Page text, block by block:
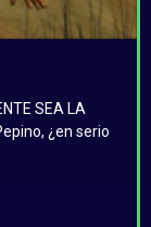
SEA LA
¿en serio